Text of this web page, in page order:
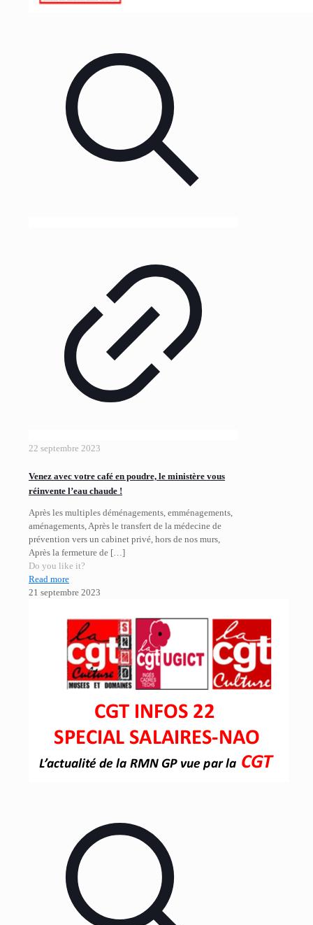
22 septembre 2023
Venez avec votre café en poudre, le ministère vous
réinvente l’eau chaude !
Après les multiples déménagements, emménagements,
aménagements, Après le transfert de la médecine de
prévention vers un cabinet privé, hors de nos murs,
Après la fermeture de […]
Do you like it?
Read more
21 septembre 2023